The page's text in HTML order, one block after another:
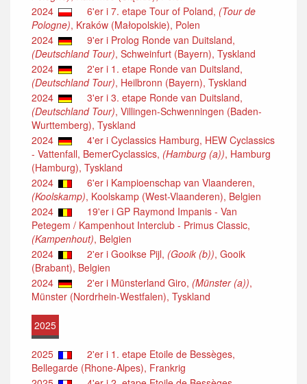
2024
6'er i 7. etape Tour of Poland, (Tour de
Pologne), Kraków (Małopolskie), Polen
2024
9'er i Prolog Ronde van Duitsland,
(Deutschland Tour), Schweinfurt (Bayern), Tyskland
2024
2'er i 1. etape Ronde van Duitsland,
(Deutschland Tour), Heilbronn (Bayern), Tyskland
2024
3'er i 3. etape Ronde van Duitsland,
(Deutschland Tour), Villingen-Schwenningen (Baden-
Wurttemberg), Tyskland
2024
4'er i Cyclassics Hamburg, HEW Cyclassics
- Vattenfall, BemerCyclassics, (Hamburg (a)), Hamburg
(Hamburg), Tyskland
2024
6'er i Kampioenschap van Vlaanderen,
(Koolskamp), Koolskamp (West-Vlaanderen), Belgien
2024
19'er i GP Raymond Impanis - Van
Petegem / Kampenhout Interclub - Primus Classic,
(Kampenhout), Belgien
2024
2'er i Gooikse Pijl, (Gooik (b)), Gooik
(Brabant), Belgien
2024
2'er i Münsterland Giro, (Münster (a)),
Münster (Nordrhein-Westfalen), Tyskland
2025
2025
2'er i 1. etape Etoile de Bessèges,
Bellegarde (Rhone-Alpes), Frankrig